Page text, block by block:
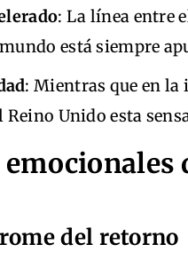
: La línea entre
está siempre
: Mientras que en la
Reino Unido esta
del retorno